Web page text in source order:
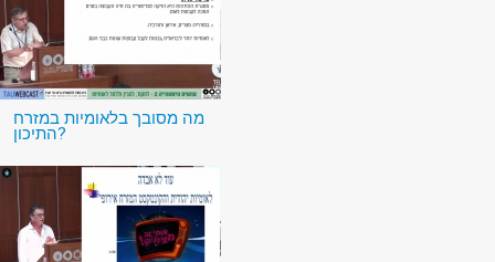
מה מסובך בלאומיות במזרח
התיכון?